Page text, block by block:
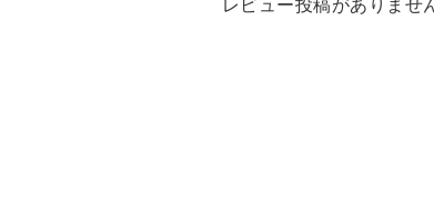
レビュー投稿がありませ